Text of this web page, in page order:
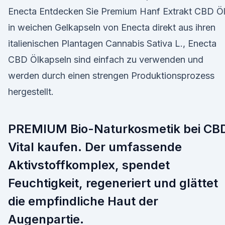
Enecta Entdecken Sie Premium Hanf Extrakt CBD Öl
in weichen Gelkapseln von Enecta direkt aus ihren
italienischen Plantagen Cannabis Sativa L., Enecta
CBD Ölkapseln sind einfach zu verwenden und
werden durch einen strengen Produktionsprozess
hergestellt.
PREMIUM Bio-Naturkosmetik bei
Vital kaufen. Der umfassende
Aktivstoffkomplex, spendet
Feuchtigkeit, regeneriert und glättet
die empfindliche Haut der
Augenpartie.